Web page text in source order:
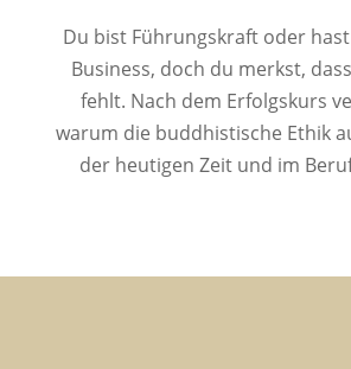
Du bist Führungskraft oder
Business, doch du merkst,
fehlt. Nach dem Erfolgskurs
warum die buddhistische Ethik
der heutigen Zeit und im